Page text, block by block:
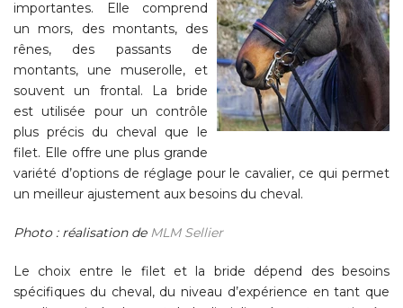
importantes. Elle comprend
un mors, des montants, des
rênes, des passants de
montants, une muserolle, et
souvent un frontal. La bride
est utilisée pour un contrôle
plus précis du cheval que le
filet. Elle offre une plus grande
variété d’options de réglage pour le cavalier, ce qui permet
un meilleur ajustement aux besoins du cheval.
Photo : réalisation de MLM Sellier
Le choix entre le filet et la bride dépend des besoins
spécifiques du cheval, du niveau d’expérience en tant que